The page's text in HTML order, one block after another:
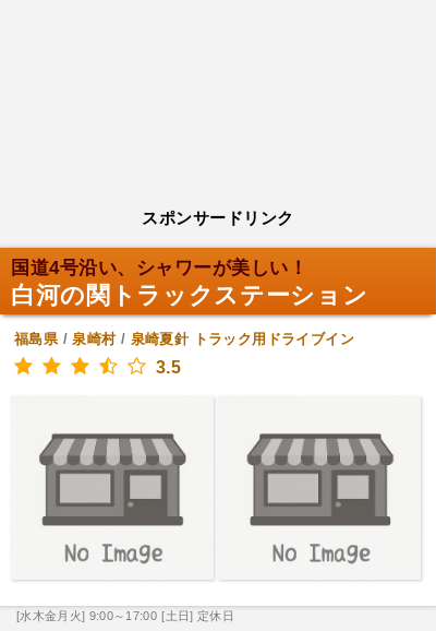
スポンサードリンク
国道4号沿い、シャワーが美しい！
白河の関トラックステーション
福島県/泉崎村/ 泉崎夏針 トラック用ドライブイン
3.5
[水木金月火] 9:00～17:00 [土日] 定休日